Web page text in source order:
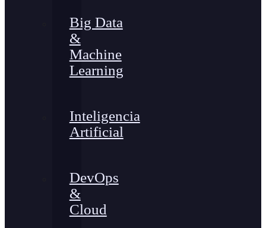
Big Data
&
Machine
Learning
Inteligencia
Artificial
DevOps
&
Cloud